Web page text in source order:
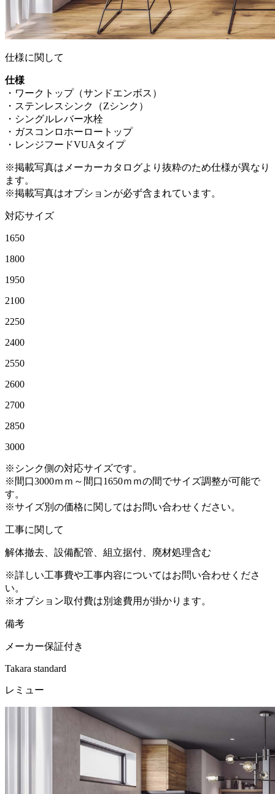
仕様に関して
仕様
・ワークトップ（サンドエンボス）
・ステンレスシンク（Zシンク）
・シングルレバー水栓
・ガスコンロホーロートップ
・レンジフードVUAタイプ
※掲載写真はメーカーカタログより抜粋のため仕様が異なり
ます。
※掲載写真はオプションが必ず含まれています。
対応サイズ
1650
1800
1950
2100
2250
2400
2550
2600
2700
2850
3000
※シンク側の対応サイズです。
※間口3000ｍｍ～間口1650ｍｍの間でサイズ調整が可能で
す。
※サイズ別の価格に関してはお問い合わせください。
工事に関して
解体撤去、設備配管、組立据付、廃材処理含む
※詳しい工事費や工事内容についてはお問い合わせくださ
い。
※オプション取付費は別途費用が掛かります。
備考
メーカー保証付き
Takara standard
レミュー